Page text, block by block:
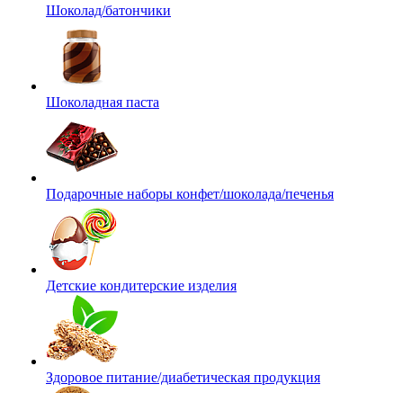
Шоколад/батончики
Шоколадная паста
Подарочные наборы конфет/шоколада/печенья
Детские кондитерские изделия
Здоровое питание/диабетическая продукция